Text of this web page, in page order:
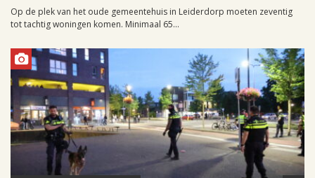
Op de plek van het oude gemeentehuis in Leiderdorp moeten zeventig
tot tachtig woningen komen. Minimaal 65...